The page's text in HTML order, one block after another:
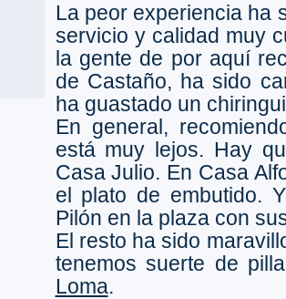
La peor experiencia ha
servicio y calidad muy
la gente de por aquí
de Castaño, ha sido
ha guastado un
En general,
está muy lejos. Hay
Casa Julio. En Casa
el plato de embutido.
Pilón en la plaza con
El resto ha sido
tenemos suerte de
Loma.